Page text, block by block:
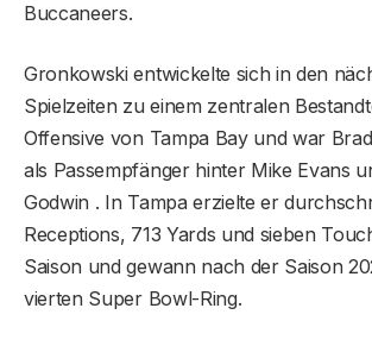
Buccaneers.
Gronkowski entwickelte sich in den
Spielzeiten zu einem zentralen
Offensive von Tampa Bay und war
als Passempfänger hinter Mike Evans
Godwin . In Tampa erzielte er
Receptions, 713 Yards und sieben
Saison und gewann nach der Saison
vierten Super Bowl-Ring.